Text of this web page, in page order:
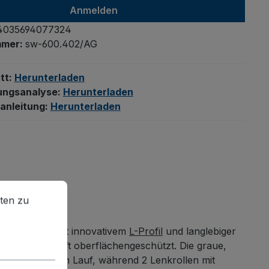
Anmelden
sw-600.402/AG
Herunterladen
Herunterladen
Herunterladen
System mit innovativem L-Profil und langlebiger
dauerhaft oberflächengeschützt. Die graue,
ruhigen Lauf, während 2 Lenkrollen mit
zu können.
Mehr Informationen ...
zu